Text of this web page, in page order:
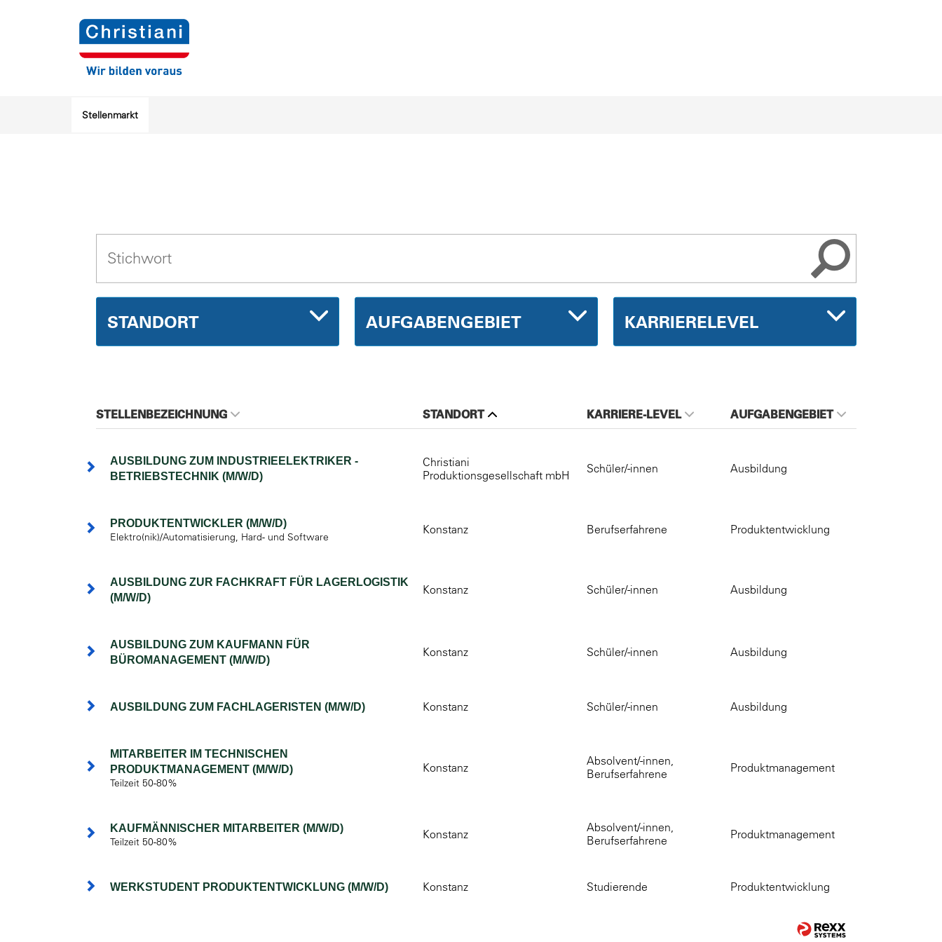
Stellenmarkt
STANDORT AUFGABENGEBIET KARRIERELEVEL
STELLENBEZEICHNUNG STANDORT KARRIERE-LEVEL AUFGABENGEBIET
AUSBILDUNG ZUM INDUSTRIEELEKTRIKER -
BETRIEBSTECHNIK (M/W/D)
Christiani
Produktionsgesellschaft mbH
Schüler/-innen Ausbildung
PRODUKTENTWICKLER (M/W/D)
Elektro(nik)/Automatisierung, Hard- und Software
Konstanz Berufserfahrene Produktentwicklung
AUSBILDUNG ZUR FACHKRAFT FÜR LAGERLOGISTIK
(M/W/D)
Konstanz Schüler/-innen Ausbildung
AUSBILDUNG ZUM KAUFMANN FÜR
BÜROMANAGEMENT (M/W/D)
Konstanz Schüler/-innen Ausbildung
AUSBILDUNG ZUM FACHLAGERISTEN (M/W/D) Konstanz Schüler/-innen Ausbildung
MITARBEITER IM TECHNISCHEN
PRODUKTMANAGEMENT (M/W/D)
Teilzeit 50-80%
Konstanz
Absolvent/-innen,
Berufserfahrene
Produktmanagement
KAUFMÄNNISCHER MITARBEITER (M/W/D)
Teilzeit 50-80%
Konstanz
Absolvent/-innen,
Berufserfahrene
Produktmanagement
WERKSTUDENT PRODUKTENTWICKLUNG (M/W/D) Konstanz Studierende Produktentwicklung